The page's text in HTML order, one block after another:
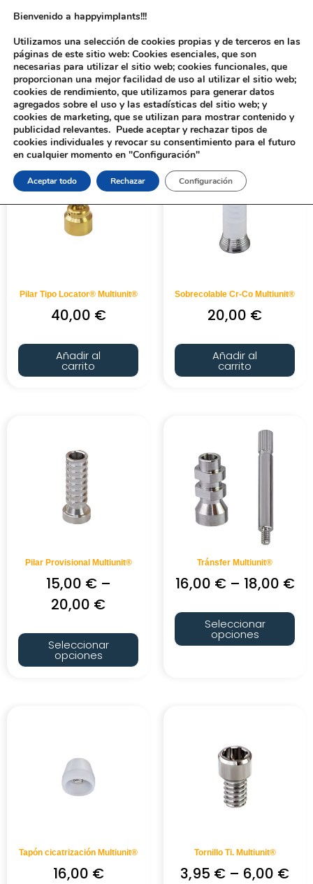
Inicio/Implantología/ Aditamentos Analógicos/ Multiunit®
Pilar Tipo Locator® Multiunit®
40,00 €
Añadir al
carrito
Sobrecolable Cr-Co Multiunit®
20,00 €
Añadir al
carrito
Pilar Provisional Multiunit®
15,00 €–
20,00 €
Seleccionar
opciones
Tránsfer Multiunit®
16,00 €– 18,00 €
Seleccionar
opciones
Tapón cicatrización Multiunit®
16,00 €
Tornillo Ti. Multiunit®
3,95 € – 6,00 €
Bienvenido a happyimplants!!!
Utilizamos una selección de cookies propias y de terceros en las
páginas de este sitio web: Cookies esenciales, que son
necesarias para utilizar el sitio web; cookies funcionales, que
proporcionan una mejor facilidad de uso al utilizar el sitio web;
cookies de rendimiento, que utilizamos para generar datos
agregados sobre el uso y las estadísticas del sitio web; y
cookies de marketing, que se utilizan para mostrar contenido y
publicidad relevantes. Puede aceptar y rechazar tipos de
cookies individuales y revocar su consentimiento para el futuro
en cualquier momento en "Configuración"
Aceptar todo Rechazar Configuración